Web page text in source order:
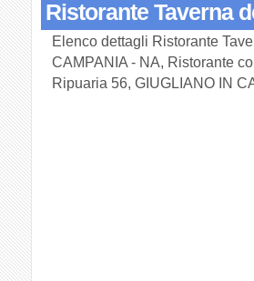
Ristorante Taverna
Elenco dettagli Ristorante
CAMPANIA - NA, Ristorante
Ripuaria 56, GIUGLIANO IN